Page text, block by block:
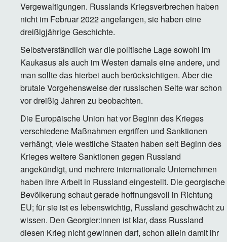
Vergewaltigungen. Russlands Kriegsverbrechen haben
nicht im Februar 2022 angefangen, sie haben eine
dreißigjährige Geschichte.
Selbstverständlich war die politische Lage sowohl im
Kaukasus als auch im Westen damals eine andere, und
man sollte das hierbei auch berücksichtigen. Aber die
brutale Vorgehensweise der russischen Seite war schon
vor dreißig Jahren zu beobachten.
Die Europäische Union hat vor Beginn des Krieges
verschiedene Maßnahmen ergriffen und Sanktionen
verhängt, viele westliche Staaten haben seit Beginn des
Krieges weitere Sanktionen gegen Russland
angekündigt, und mehrere internationale Unternehmen
haben ihre Arbeit in Russland eingestellt. Die georgische
Bevölkerung schaut gerade hoffnungsvoll in Richtung
EU; für sie ist es lebenswichtig, Russland geschwächt zu
wissen. Den Georgier:innen ist klar, dass Russland
diesen Krieg nicht gewinnen darf, schon allein damit ihr